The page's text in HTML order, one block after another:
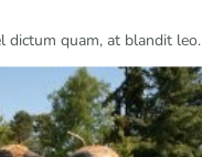
dictum quam, at blandit leo.